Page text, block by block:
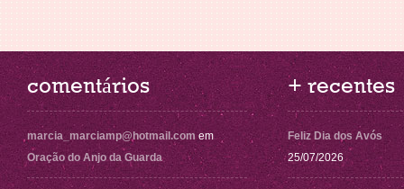
comentários
marcia_marciamp@hotmail.com em
Oração do Anjo da Guarda
+ recentes
Feliz Dia dos Avós
25/07/2026